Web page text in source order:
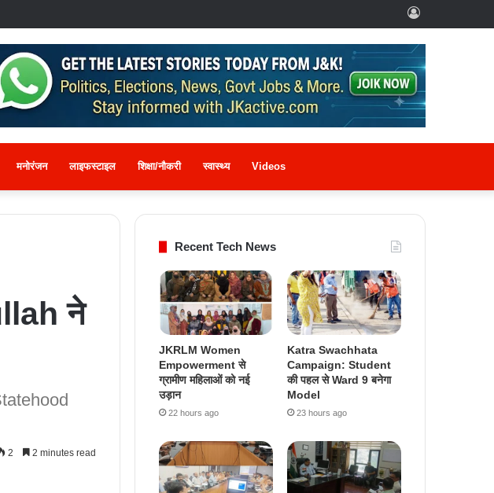
In
मनोरंजन लाइफस्टाइल शिक्षा/नौकरी स्वास्थ्य Videos
ने
2 2 minutes read
Recent Tech News
JKRLM Women
Empowerment से
ग्रामीण महिलाओं को नई
उड़ान
22 hours ago
Katra Swachhata
Campaign: Student
की पहल से Ward 9 बनेगा
Model
23 hours ago